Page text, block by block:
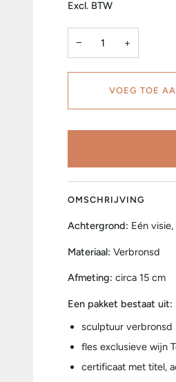
Excl. BTW
− +
VOEG TOE
OMSCHRIJVING
Achtergrond: Eén
Materiaal: Verbronsd
Afmeting: circa 15 cm
Een pakket bestaat uit:
sculptuur verbronsd
fles exclusieve wijn
certificaat met titel,